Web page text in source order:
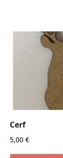
Cerf
5,00€